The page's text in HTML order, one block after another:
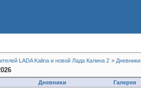
LADA Kalina и новой Лада Калина 2 > Дневники
Дневники Галерея